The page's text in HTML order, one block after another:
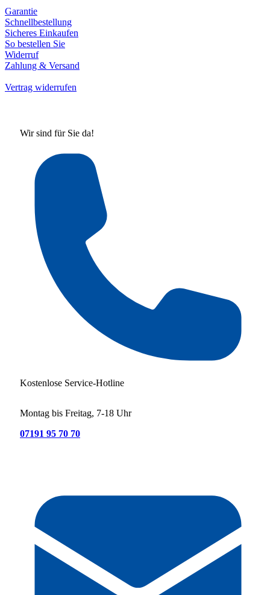
Garantie
Schnellbestellung
Sicheres Einkaufen
So bestellen Sie
Widerruf
Zahlung & Versand
Vertrag widerrufen
Wir sind für Sie da!
Kostenlose Service-Hotline
Montag bis Freitag, 7-18 Uhr
07191 95 70 70